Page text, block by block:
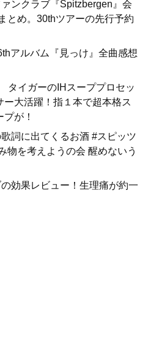
ンクラブ『Spitzbergen』会
とめ。30thツアーの先行予約
アルバム『見っけ』全曲感想
タイガーのIHスーププロセッ
ー大活躍！指１本で超本格ス
プが！
詞に出てくるお酒 #スピッツ
物を考えようの会 醒めないう
効果レビュー！生理痛が約一